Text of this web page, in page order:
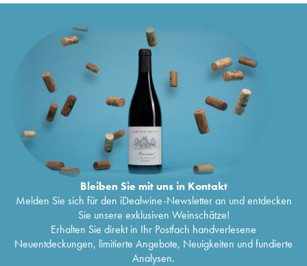
Bleiben Sie mit uns in Kontakt
Melden Sie sich für den iDealwine-Newsletter an und entdecken
Sie unsere exklusiven Weinschätze!
Erhalten Sie direkt in Ihr Postfach handverlesene
Neuentdeckungen, limitierte Angebote, Neuigkeiten und fundierte
Analysen.